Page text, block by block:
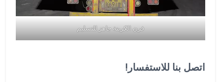
فرن الكربنة جاهز للتسليم
اتصل بنا للاستفسار!